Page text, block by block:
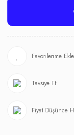
Tavsiye Et
Fiyat Düşünce